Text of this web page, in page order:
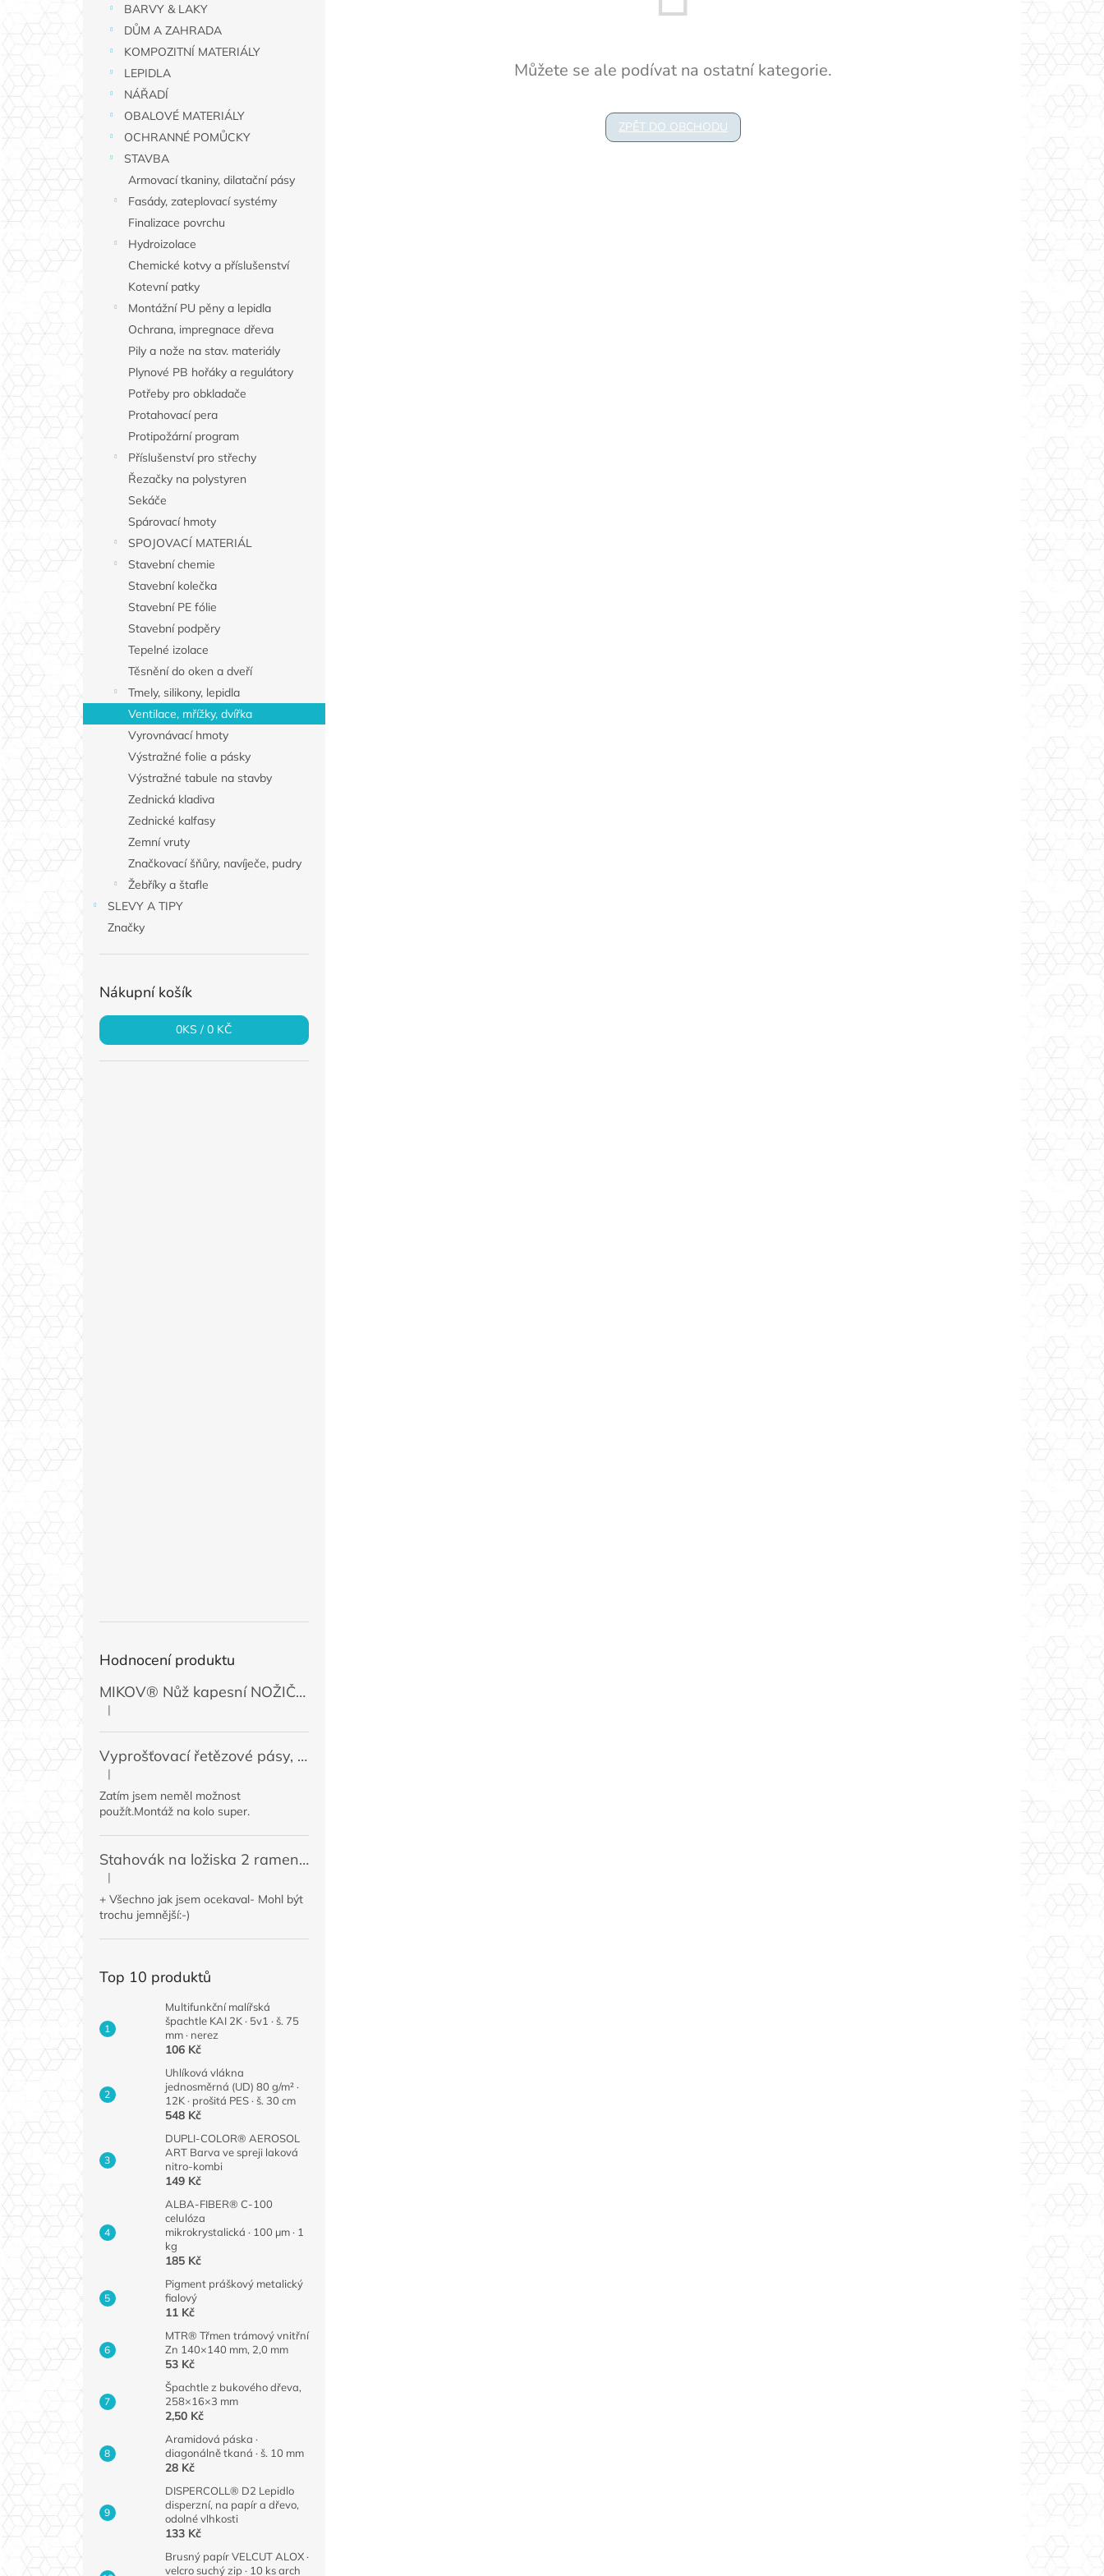
l
BARVY & LAKY
DŮM A ZAHRADA
KOMPOZITNÍ MATERIÁLY
LEPIDLA
NÁŘADÍ
OBALOVÉ MATERIÁLY
OCHRANNÉ POMŮCKY
STAVBA
Armovací tkaniny, dilatační pásy
Fasády, zateplovací systémy
Finalizace povrchu
Hydroizolace
Chemické kotvy a příslušenství
Kotevní patky
Montážní PU pěny a lepidla
Ochrana, impregnace dřeva
Pily a nože na stav. materiály
Plynové PB hořáky a regulátory
Potřeby pro obkladače
Protahovací pera
Protipožární program
Příslušenství pro střechy
Řezačky na polystyren
Sekáče
Spárovací hmoty
SPOJOVACÍ MATERIÁL
Stavební chemie
Stavební kolečka
Stavební PE fólie
Stavební podpěry
Tepelné izolace
Těsnění do oken a dveří
Tmely, silikony, lepidla
Ventilace, mřížky, dvířka
Vyrovnávací hmoty
Výstražné folie a pásky
Výstražné tabule na stavby
Zednická kladiva
Zednické kalfasy
Zemní vruty
Značkovací šňůry, navíječe, pudry
Žebříky a štafle
SLEVY A TIPY
Značky
Nákupní košík
0KS /0 KČ
Hodnocení produktu
MIKOV® Nůž kapesní NOŽIČKA 131-NZn-1 zavírací, 74 mm
Hodnocení produktu je 5 z 5 hvězdiček.
|
Vyprošťovací řetězové pásy, 2 ks
Hodnocení produktu je 5 z 5 hvězdiček.
|
Zatím jsem neměl možnost
použít.Montáž na kolo super.
Stahovák na ložiska 2 ramenný MINI 50 / 60 mm
Hodnocení produktu je 4 z 5 hvězdiček.
|
+ Všechno jak jsem ocekaval- Mohl být
trochu jemnější:-)
Top 10 produktů
Multifunkční malířská
špachtle KAI 2K · 5v1 · š. 75
mm · nerez
106 Kč
Uhlíková vlákna
jednosměrná (UD) 80 g/m² ·
12K · prošitá PES · š. 30 cm
548 Kč
DUPLI-COLOR® AEROSOL
ART Barva ve spreji laková
nitro-kombi
149 Kč
ALBA-FIBER® C-100
celulóza
mikrokrystalická · 100 µm · 1
kg
185 Kč
Pigment práškový metalický
fialový
11 Kč
MTR® Třmen trámový vnitřní
Zn 140×140 mm, 2,0 mm
53 Kč
Špachtle z bukového dřeva,
258×16×3 mm
2,50 Kč
Aramidová páska ·
diagonálně tkaná · š. 10 mm
28 Kč
DISPERCOLL® D2 Lepidlo
disperzní, na papír a dřevo,
odolné vlhkosti
133 Kč
Brusný papír VELCUT ALOX ·
velcro suchý zip · 10 ks arch
Můžete se ale podívat na ostatní kategorie.
ZPĚT DO OBCHODU